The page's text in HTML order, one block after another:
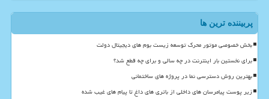
پربیننده ترین ها
بخش خصوصی موتور محرک توسعه زیست بوم های دیجیتال دولت
برای نخستین بار اینترنت در چه سالی و برای چه قطع شد؟
بهترین روش دسترسی نما در پروژه های ساختمانی
زیر پوست پیامرسان های داخلی از باتری های داغ تا پیام های غیب شده